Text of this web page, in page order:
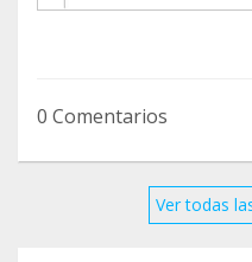
0 Comentarios
Ver todas